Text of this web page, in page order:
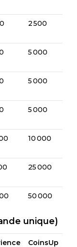
2 500
5 000
5 000
5 000
10 000
25 000
50 000
unique)
CoinsUp